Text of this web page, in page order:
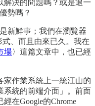
解決的問題嗎？或是退一
勢嗎？
新鮮事；我們在瀏覽器
、而且由來已久。我在
場〉這篇文章中，也已經
家作業系統上一統江山的
系統的前端介面」。前面
在Google的Chrome